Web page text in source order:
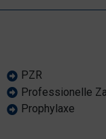
PZR
Professionelle
Prophylaxe